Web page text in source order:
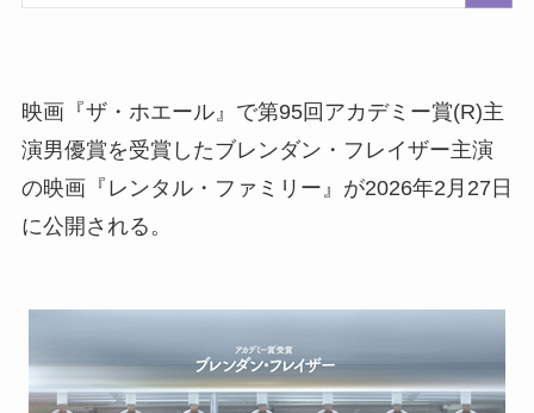
映画『ザ・ホエール』で第95回アカデミー賞(R)主
演男優賞を受賞したブレンダン・フレイザー主演
の映画『レンタル・ファミリー』が2026年2月27日
に公開される。